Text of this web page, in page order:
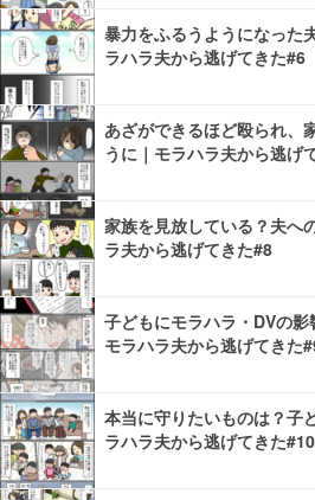
暴力をふるうようになった
ラハラ夫から逃げてきた#6
あざができるほど殴られ、
うに｜モラハラ夫から逃げ
家族を見放している？夫へ
ラ夫から逃げてきた#8
子どもにモラハラ・DVの影
モラハラ夫から逃げてきた
本当に守りたいものは？子
ラハラ夫から逃げてきた#10